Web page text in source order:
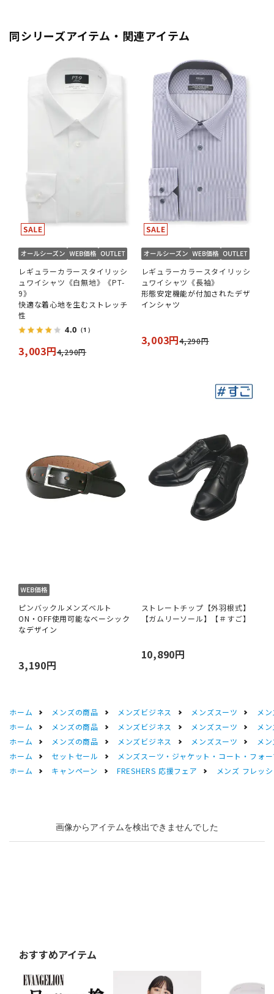
同シリーズアイテム・関連アイテム
レギュラーカラースタイリッシ
ュワイシャツ《白無地》《PT-
9》
快適な着心地を生むストレッチ
性
4.0 （1）
3,003円4,290円
レギュラーカラースタイリッシ
ュワイシャツ《長袖》
形態安定機能が付加されたデザ
インシャツ
3,003円4,290円
ピンバックルメンズベルト
ON・OFF使用可能なベーシック
なデザイン
3,190円
ストレートチップ【外羽根式】
【ガムリーソール】【＃すご】
10,890円
ホーム メンズの商品 メンズビジネス メンズスーツ
メ
ホーム
メンズの商品 メンズビジネス メンズスーツ
メ
ホーム
メンズの商品 メンズビジネス メンズスーツ
メ
ホーム
セットセール
メンズスーツ・ジャケット・コート・フォ
ホーム
キャンペーン FRESHERS 応援フェア メンズ フレッ